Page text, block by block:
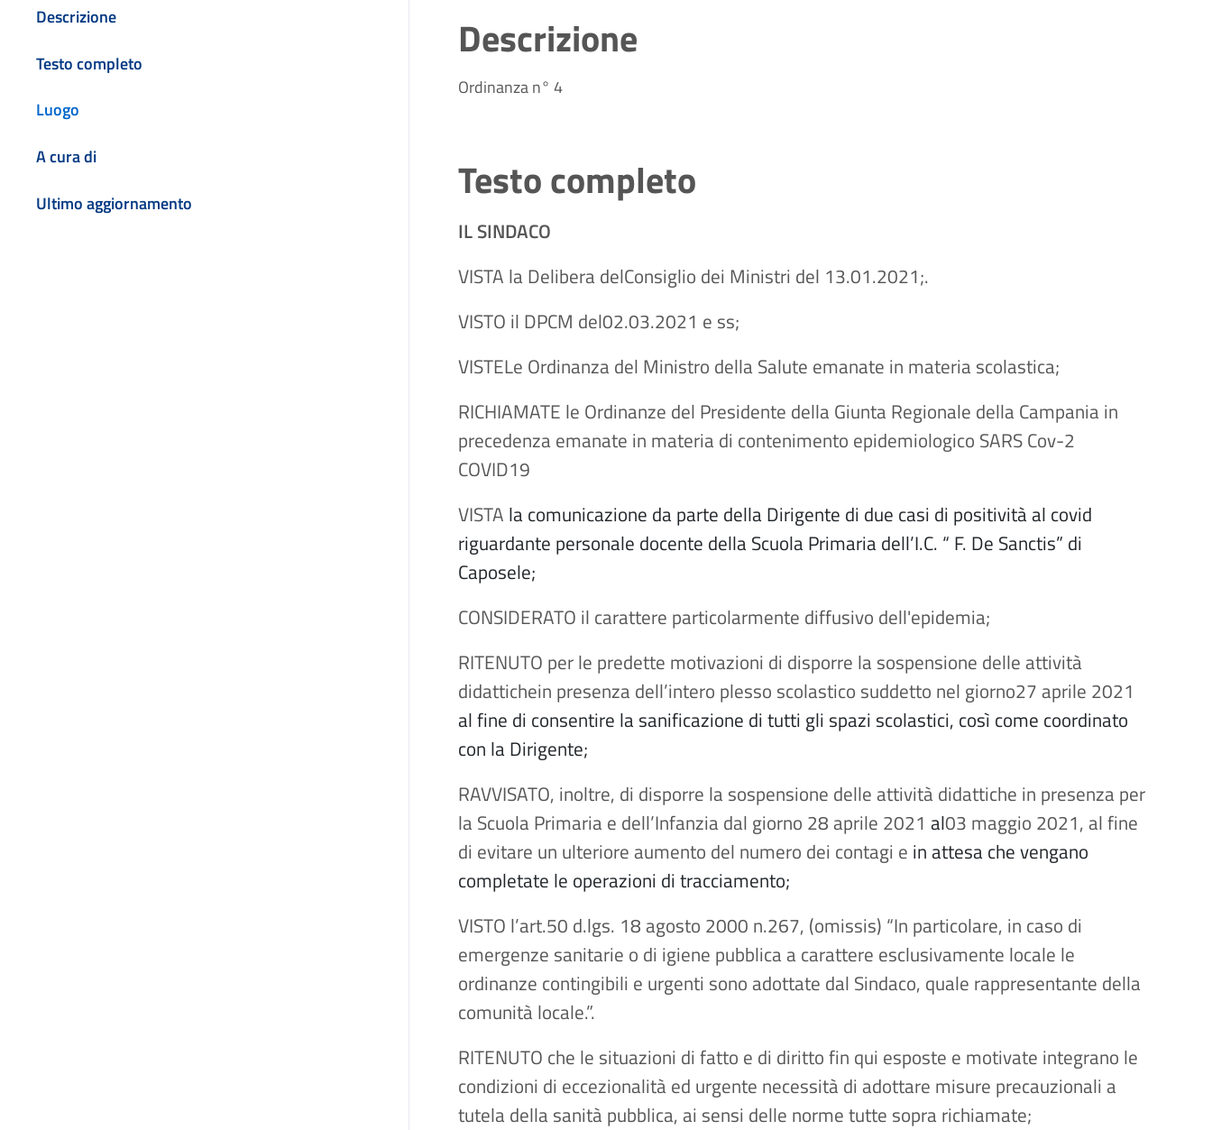
Descrizione
Testo completo
Luogo
A cura di
Ultimo aggiornamento
Descrizione
Ordinanza n° 4
Testo completo
IL SINDACO
VISTA la Delibera delConsiglio dei Ministri del 13.01.2021;.
VISTO il DPCM del02.03.2021 e ss;
VISTELe Ordinanza del Ministro della Salute emanate in materia scolastica;
RICHIAMATE le Ordinanze del Presidente della Giunta Regionale della Campania in
precedenza emanate in materia di contenimento epidemiologico SARS Cov-2
COVID19
VISTA la comunicazione da parte della Dirigente di due casi di positività al covid
riguardante personale docente della Scuola Primaria dell’I.C. “ F. De Sanctis” di
Caposele;
CONSIDERATO il carattere particolarmente diffusivo dell'epidemia;
RITENUTO per le predette motivazioni di disporre la sospensione delle attività
didattichein presenza dell’intero plesso scolastico suddetto nel giorno27 aprile 2021
al fine di consentire la sanificazione di tutti gli spazi scolastici, così come coordinato
con la Dirigente;
RAVVISATO, inoltre, di disporre la sospensione delle attività didattiche in presenza per
la Scuola Primaria e dell’Infanzia dal giorno 28 aprile 2021 al03 maggio 2021, al fine
di evitare un ulteriore aumento del numero dei contagi e in attesa che vengano
completate le operazioni di tracciamento;
VISTO l’art.50 d.lgs. 18 agosto 2000 n.267, (omissis) “In particolare, in caso di
emergenze sanitarie o di igiene pubblica a carattere esclusivamente locale le
ordinanze contingibili e urgenti sono adottate dal Sindaco, quale rappresentante della
comunità locale.”.
RITENUTO che le situazioni di fatto e di diritto fin qui esposte e motivate integrano le
condizioni di eccezionalità ed urgente necessità di adottare misure precauzionali a
tutela della sanità pubblica, ai sensi delle norme tutte sopra richiamate;